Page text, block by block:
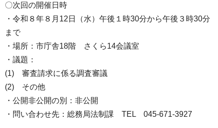
〇次回の開催日時
・令和８年８月12日（水）午後１時30分から午後３時30分
まで
・場所：市庁舎18階 さくら14会議室
・議題：
(1) 審査請求に係る調査審議
(2) その他
・公開非公開の別：非公開
・問い合わせ先：総務局法制課 TEL 045-671-3927